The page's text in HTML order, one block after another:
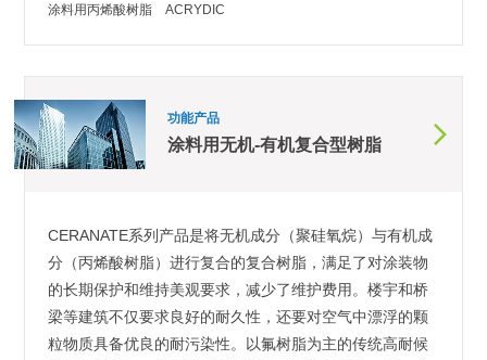
涂料用丙烯酸树脂 ACRYDIC
功能产品
涂料用无机-有机复合型树脂
CERANATE系列产品是将无机成分（聚硅氧烷）与有机成
分（丙烯酸树脂）进行复合的复合树脂，满足了对涂装物
的长期保护和维持美观要求，减少了维护费用。楼宇和桥
梁等建筑不仅要求良好的耐久性，还要对空气中漂浮的颗
粒物质具备优良的耐污染性。以氟树脂为主的传统高耐候